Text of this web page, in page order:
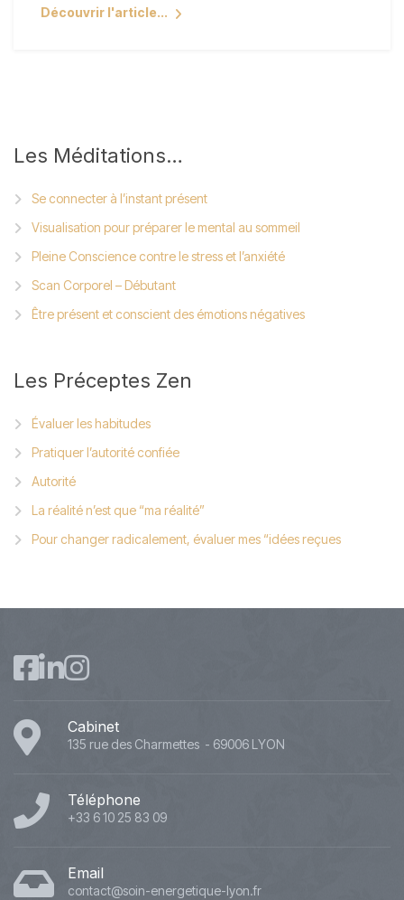
Découvrir l'article...
Les Méditations…
Se connecter à l’instant présent
Visualisation pour préparer le mental au sommeil
Pleine Conscience contre le stress et l’anxiété
Scan Corporel – Débutant
Être présent et conscient des émotions négatives
Les Préceptes Zen
Évaluer les habitudes
Pratiquer l’autorité confiée
Autorité
La réalité n’est que “ma réalité”
Pour changer radicalement, évaluer mes “idées reçues
Cabinet
135 rue des Charmettes - 69006 LYON
Téléphone
+33 6 10 25 83 09
Email
contact@soin-energetique-lyon.fr